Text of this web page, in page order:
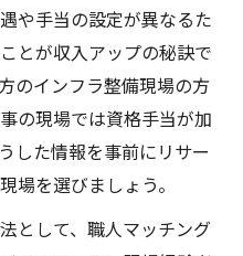
や手当の設定が異なるた
とが収入アップの秘訣で
のインフラ整備現場の方
の現場では資格手当が加
した情報を事前にリサー
場を選びましょう。
として、職人マッチング